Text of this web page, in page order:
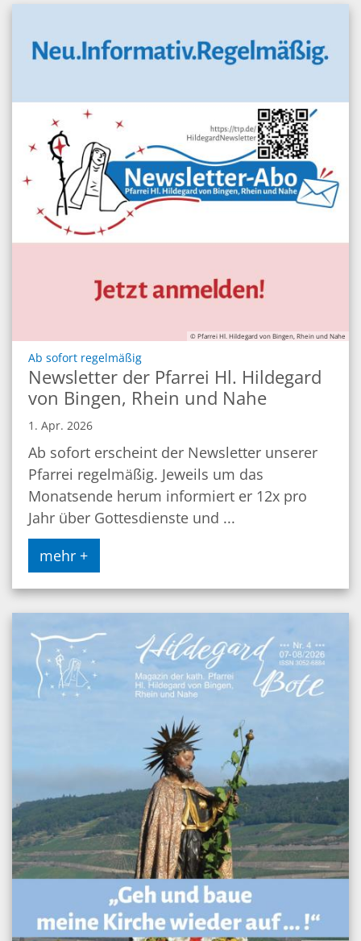
© Pfarrei Hl. Hildegard von Bingen, Rhein und Nahe
Ab sofort regelmäßig:
Newsletter der Pfarrei Hl. Hildegard
von Bingen, Rhein und Nahe
1. Apr. 2026
Ab sofort erscheint der Newsletter unserer
Pfarrei regelmäßig. Jeweils um das
Monatsende herum informiert er 12x pro
Jahr über Gottesdienste und ...
mehr +